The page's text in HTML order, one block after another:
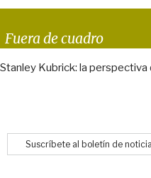
Fuera de cuadro
Stanley Kubrick: la perspectiva
Suscríbete al boletín de